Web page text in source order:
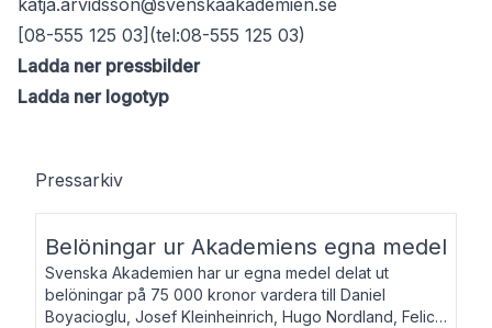
katja.arvidsson@svenskaakademien.se
[08-555 125 03](tel:08-555 125 03)
Ladda ner pressbilder
Ladda ner logotyp
Pressarkiv
Belöningar ur Akademiens egna medel
Svenska Akademien har ur egna medel delat ut
belöningar på 75 000 kronor vardera till Daniel
Boyacioglu, Josef Kleinheinrich, Hugo Nordland, Felicia